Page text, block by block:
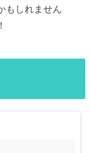
もしれません